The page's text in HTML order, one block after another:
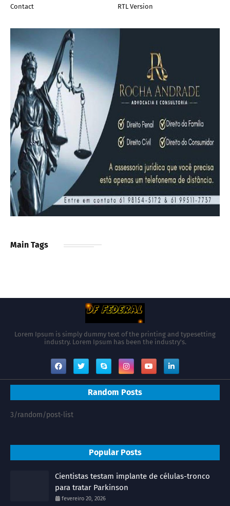
Contact
RTL Version
Main Tags
Lorem Ipsum is simply dummy text of the printing and typesetting
industry. Lorem Ipsum has been the industry's.
Random Posts
3/random/post-list
Popular Posts
Cientistas testam implante de células-tronco
para tratar Parkinson
fevereiro 20, 2026